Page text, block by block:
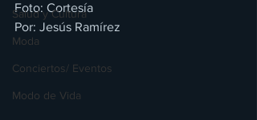
Salud y Cultura
Moda
Conciertos/ Eventos
Modo de Vida
Foto: Cortesía
Por: Jesús Ramírez